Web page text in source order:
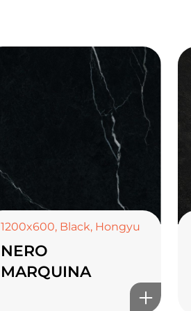
1200x600, Black, Hongyu
NERO
MARQUINA